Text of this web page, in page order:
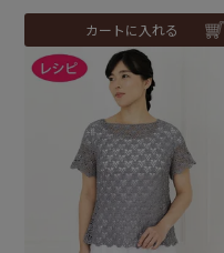
カートに入れる